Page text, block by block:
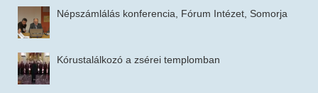
Népszámlálás konferencia, Fórum Intézet, Somorja
Kórustalálkozó a zsérei templomban